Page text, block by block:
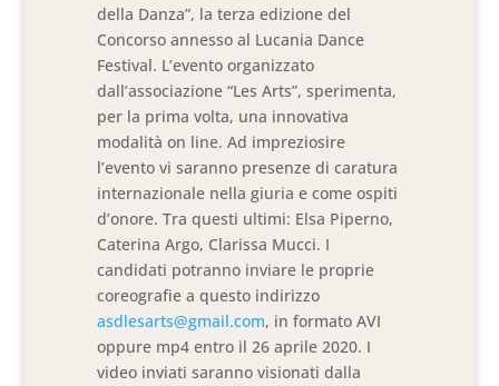
della Danza”, la terza edizione del
Concorso annesso al Lucania Dance
Festival. L’evento organizzato
dall’associazione “Les Arts”, sperimenta,
per la prima volta, una innovativa
modalità on line. Ad impreziosire
l’evento vi saranno presenze di caratura
internazionale nella giuria e come ospiti
d’onore. Tra questi ultimi: Elsa Piperno,
Caterina Argo, Clarissa Mucci. I
candidati potranno inviare le proprie
coreografie a questo indirizzo
asdlesarts@gmail.com, in formato AVI
oppure mp4 entro il 26 aprile 2020. I
video inviati saranno visionati dalla